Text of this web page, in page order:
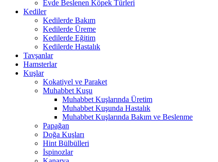
Evde Beslenen Köpek Türleri
Kediler
Kedilerde Bakım
Kedilerde Üreme
Kedilerde Eğitim
Kedilerde Hastalık
Tavşanlar
Hamsterlar
Kuşlar
Kokatiyel ve Paraket
Muhabbet Kuşu
Muhabbet Kuşlarında Üretim
Muhabbet Kuşunda Hastalık
Muhabbet Kuşlarında Bakım ve Beslenme
Papağan
Doğa Kuşları
Hint Bülbülleri
İspinozlar